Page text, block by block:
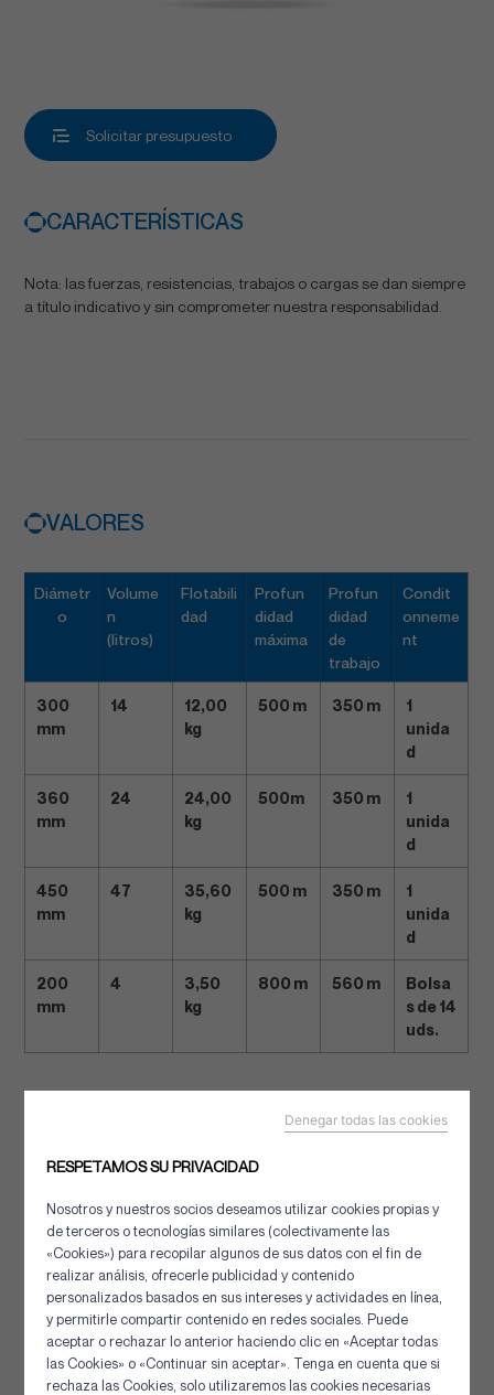
RESPETAMOS SU PRIVACIDAD
Nosotros y nuestros socios deseamos utilizar cookies propias y
de terceros o tecnologías similares (colectivamente las
«Cookies») para recopilar algunos de sus datos con el fin de
realizar análisis, ofrecerle publicidad y contenido
personalizados basados en sus intereses y actividades en línea,
y permitirle compartir contenido en redes sociales. Puede
aceptar o rechazar lo anterior haciendo clic en «Aceptar todas
las Cookies» o «Continuar sin aceptar». Tenga en cuenta que si
rechaza las Cookies, solo utilizaremos las cookies necesarias
Denegar todas las cookies
Solicitar presupuesto
CARACTERÍSTICAS
Nota: las fuerzas, resistencias, trabajos o cargas se dan siempre
a título indicativo y sin comprometer nuestra responsabilidad.
VALORES
Diámetr
o
Volume
n
(litros)
Flotabili
dad
Profun
didad
máxima
Profun
didad
de
trabajo
Condit
onneme
nt
300
mm
14
12,00
kg
500 m 350 m
1
unida
d
360
mm
24
24,00
kg
500m 350 m
1
unida
d
450
mm
47
35,60
kg
500 m 350 m
1
unida
d
200
mm
4
3,50
kg
800 m 560 m
Bolsa
s de 14
uds.
categoría